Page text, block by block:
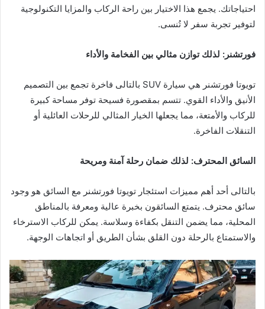
احتياجاتك. يجمع هذا الاختيار بين راحة الركاب والمزايا التكنولوجية
لتوفير تجربة سفر لا تُنسى.
فورتشنر: لذلك توازن مثالي بين الفخامة والأداء
تويوتا فورتشنر هي سيارة SUV بالتالى فاخرة تجمع بين التصميم
الأنيق والأداء القوي. تتسم بمقصورة فسيحة توفر مساحة كبيرة
للركاب والأمتعة، مما يجعلها الخيار المثالي للرحلات العائلية أو
التنقلات الفاخرة.
السائق المحترف: لذلك ضمان رحلة آمنة ومريحة
بالتالى أحد أهم مميزات استئجار تويوتا فورتشنر مع السائق هو وجود
سائق محترف. يتمتع السائقون بخبرة عالية ومعرفة بالمناطق
المحلية، مما يضمن التنقل بكفاءة وسلاسة. يمكن للركاب الاسترخاء
والاستمتاع بالرحلة دون القلق بشأن الطريق أو اتجاهات الوجهة.